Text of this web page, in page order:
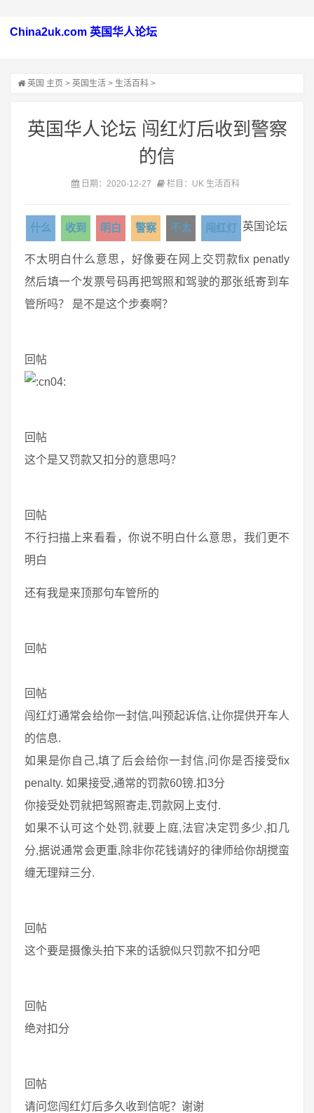
China2uk.com 英国华人论坛
英国 主页 > 英国生活 > 生活百科 >
英国华人论坛 闯红灯后收到警察
的信
日期：2020-12-27 栏目：UK 生活百科
什么 收到 明白 警察 不太 闯红灯 英国论坛
不太明白什么意思，好像要在网上交罚款fix penatly
然后填一个发票号码再把驾照和驾驶的那张纸寄到车
管所吗？ 是不是这个步奏啊？
回帖
回帖
这个是又罚款又扣分的意思吗？
回帖
不行扫描上来看看，你说不明白什么意思，我们更不
明白
还有我是来顶那句车管所的
回帖
回帖
闯红灯通常会给你一封信,叫预起诉信,让你提供开车人
的信息.
如果是你自己,填了后会给你一封信,问你是否接受fix
penalty. 如果接受,通常的罚款60镑.扣3分
你接受处罚就把驾照寄走,罚款网上支付.
如果不认可这个处罚,就要上庭,法官决定罚多少,扣几
分,据说通常会更重,除非你花钱请好的律师给你胡搅蛮
缠无理辩三分.
回帖
这个要是摄像头拍下来的话貌似只罚款不扣分吧
回帖
绝对扣分
回帖
请问您闯红灯后多久收到信呢？谢谢